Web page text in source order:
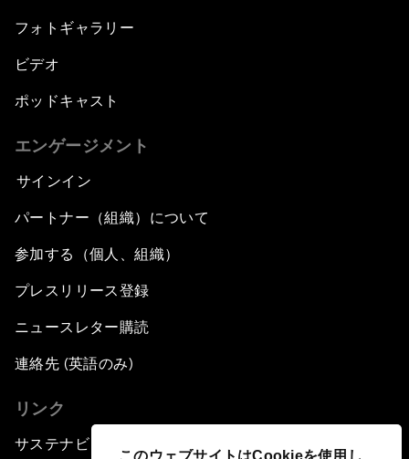
このウェブサイトはCookieを使用し
フォトギャラリー
ビデオ
ポッドキャスト
エンゲージメント
サインイン
パートナー（組織）について
参加する（個人、組織）
プレスリリース登録
ニュースレター購読
連絡先 (英語のみ)
リンク
サステナビリティへの取り組み